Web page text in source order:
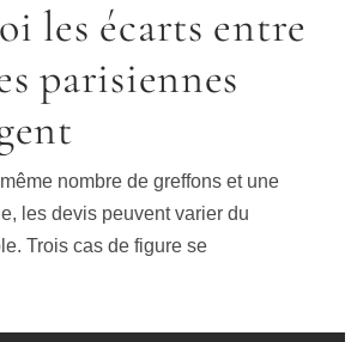
les écarts entre
parisiennes
nombre de greffons et une
les devis peuvent varier du
Trois cas de figure se